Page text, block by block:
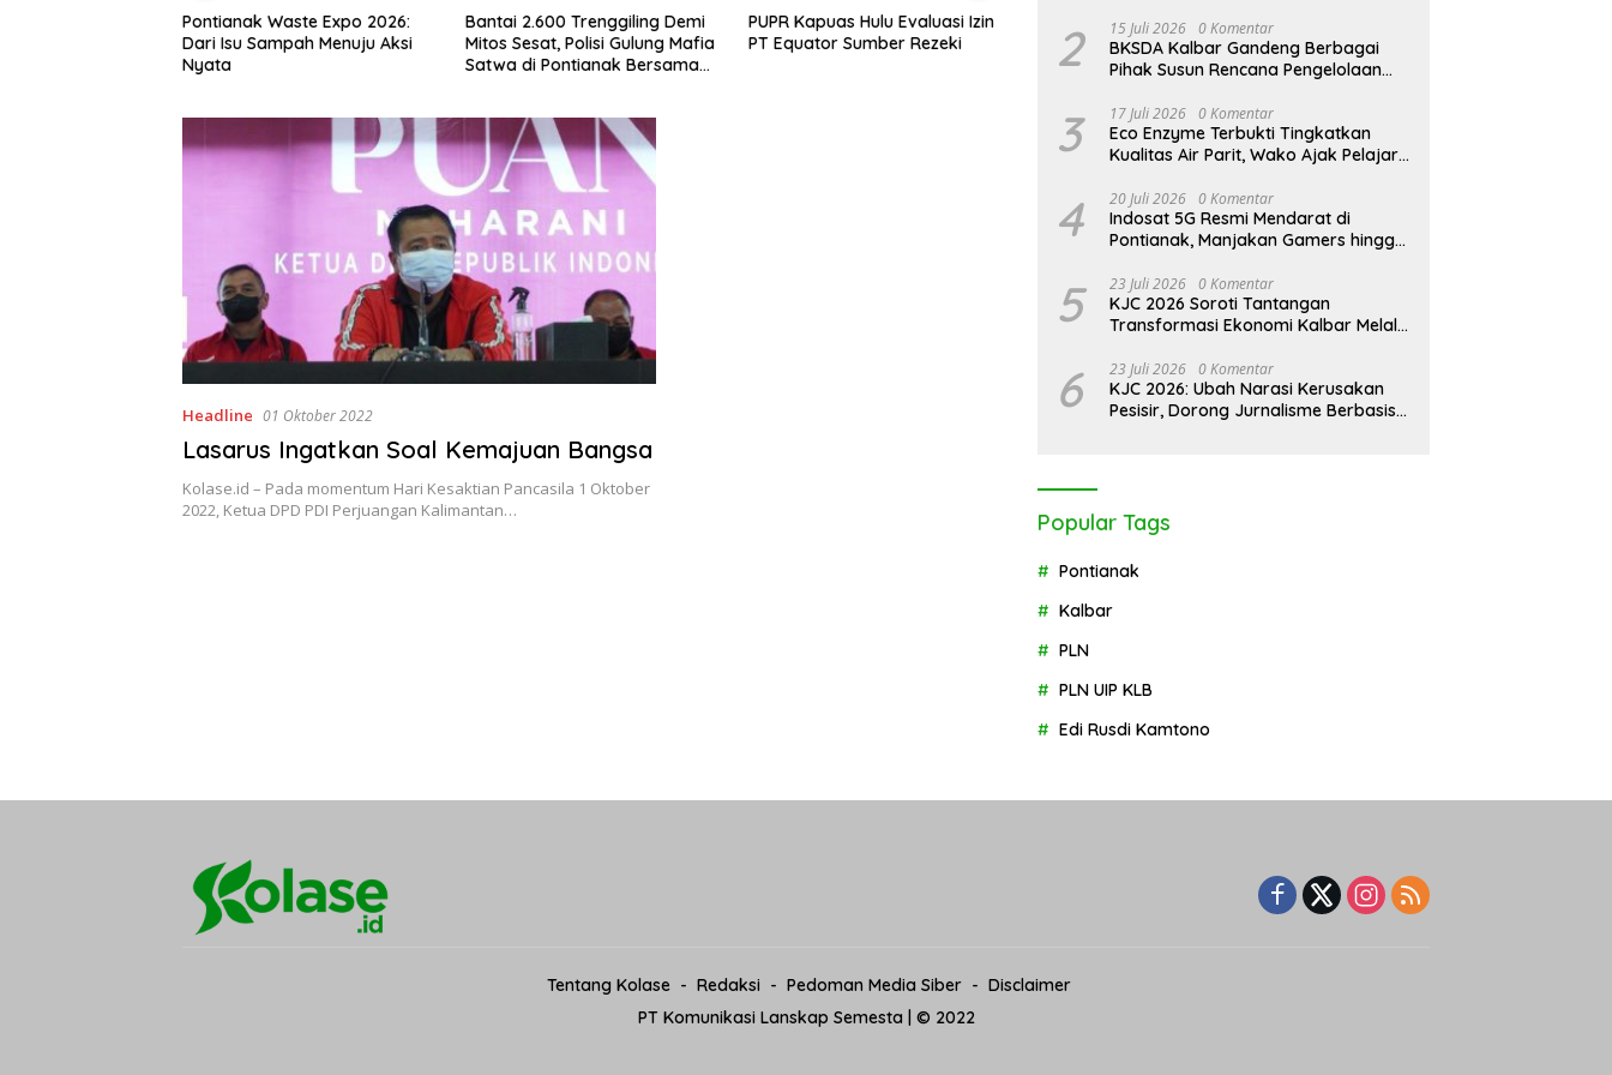
Pontianak Waste Expo 2026:
Dari Isu Sampah Menuju Aksi
Nyata
Bantai 2.600 Trenggiling Demi
Mitos Sesat, Polisi Gulung Mafia
Satwa di Pontianak Bersama
PUPR Kapuas Hulu Evaluasi Izin
PT Equator Sumber Rezeki
Perbudakan Modern di Balik
Perkebunan Sawit Bersertifikat
Global
WALHI Desak Negara Seret
Korporasi Nakal
Headline 01 Oktober 2022
Lasarus Ingatkan Soal Kemajuan Bangsa
Kolase.id – Pada momentum Hari Kesaktian Pancasila 1 Oktober
2022, Ketua DPD PDI Perjuangan Kalimantan…
2 15 Juli 2026 0 Komentar
BKSDA Kalbar Gandeng Berbagai
Pihak Susun Rencana Pengelolaan
Karimata 2027-2036
3 17 Juli 2026 0 Komentar
Eco Enzyme Terbukti Tingkatkan
Kualitas Air Parit, Wako Ajak Pelajar
4 20 Juli 2026 0 Komentar
Indosat 5G Resmi Mendarat di
Pontianak, Manjakan Gamers hingga
5 23 Juli 2026 0 Komentar
KJC 2026 Soroti Tantangan
Transformasi Ekonomi Kalbar Melalui
6 23 Juli 2026 0 Komentar
KJC 2026: Ubah Narasi Kerusakan
Pesisir, Dorong Jurnalisme Berbasis
Popular Tags
Pontianak
Kalbar
PLN
PLN UIP KLB
Edi Rusdi Kamtono
Tentang Kolase Redaksi Pedoman Media Siber
Disclaimer
PT Komunikasi Lanskap Semesta | © 2022